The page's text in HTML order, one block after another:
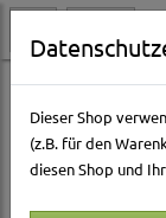
Hundewelt
Nylonhalsbänder
Dieser Shop
(z.B. für den
diesen Shop und